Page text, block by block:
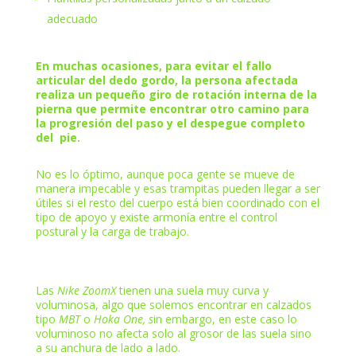
adecuado
En muchas ocasiones, para evitar el fallo
articular del dedo gordo, la persona afectada
realiza un pequeño giro de rotación interna de la
pierna que permite encontrar otro camino para
la progresión del paso y el despegue completo
del pie.
No es lo óptimo, aunque poca gente se mueve de
manera impecable y esas trampitas pueden llegar a ser
útiles si el resto del cuerpo está bien coordinado con el
tipo de apoyo y existe armonía entre el control
postural y la carga de trabajo.
Las Nike ZoomXtienen una suela muy curva y
voluminosa, algo que solemos encontrar en calzados
tipo MBTo Hoka One, sin embargo, en este caso lo
voluminoso no afecta solo al grosor de las suela sino
a su anchura de lado a lado.